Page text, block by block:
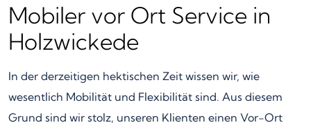
Mobiler vor Ort Service in
Holzwickede
In der derzeitigen hektischen Zeit wissen wir, wie
wesentlich Mobilität und Flexibilität sind. Aus diesem
Grund sind wir stolz, unseren Klienten einen Vor-Ort